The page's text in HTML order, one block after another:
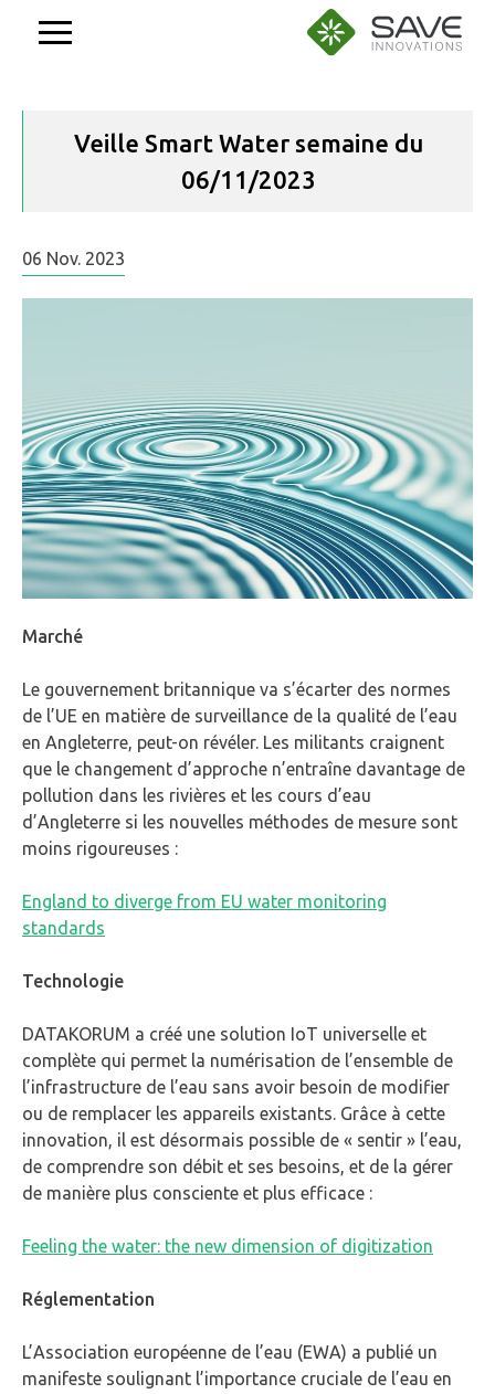
Veille Smart Water semaine du
06/11/2023
06 Nov. 2023
Marché
Le gouvernement britannique va s’écarter des normes
de l’UE en matière de surveillance de la qualité de l’eau
en Angleterre, peut-on révéler. Les militants craignent
que le changement d’approche n’entraîne davantage de
pollution dans les rivières et les cours d’eau
d’Angleterre si les nouvelles méthodes de mesure sont
moins rigoureuses :
England to diverge from EU water monitoring
standards
Technologie
DATAKORUM a créé une solution IoT universelle et
complète qui permet la numérisation de l’ensemble de
l’infrastructure de l’eau sans avoir besoin de modifier
ou de remplacer les appareils existants. Grâce à cette
innovation, il est désormais possible de « sentir » l’eau,
de comprendre son débit et ses besoins, et de la gérer
de manière plus consciente et plus efficace :
Feeling the water: the new dimension of digitization
Réglementation
L’Association européenne de l’eau (EWA) a publié un
manifeste soulignant l’importance cruciale de l’eau en